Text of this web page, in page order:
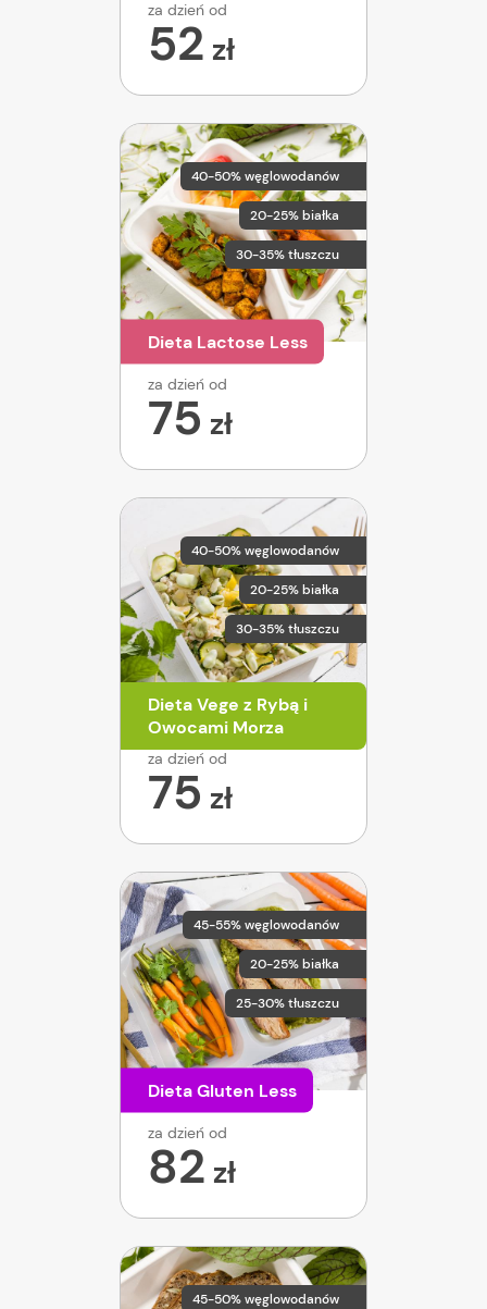
za dzień od
52 zł
40-50% węglowodanów
20-25% białka
30-35% tłuszczu
Dieta Lactose Less
za dzień od
75 zł
40-50% węglowodanów
20-25% białka
30-35% tłuszczu
Dieta Vege z Rybą i
Owocami Morza
za dzień od
75 zł
45-55% węglowodanów
20-25% białka
25-30% tłuszczu
Dieta Gluten Less
za dzień od
82 zł
45-50% węglowodanów